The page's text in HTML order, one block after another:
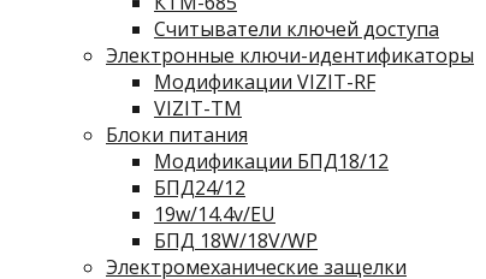
Считыватели ключей доступа
Электронные ключи-идентификаторы
Модификации VIZIT-RF
VIZIT-TM
Блоки питания
Модификации БПД18/12
БПД24/12
19w/14.4v/EU
БПД 18W/18V/WP
Электромеханические защелки